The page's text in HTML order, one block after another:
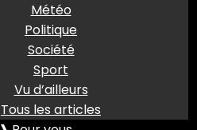
Météo
Politique
Société
Sport
Vu d’ailleurs
Tous les articles